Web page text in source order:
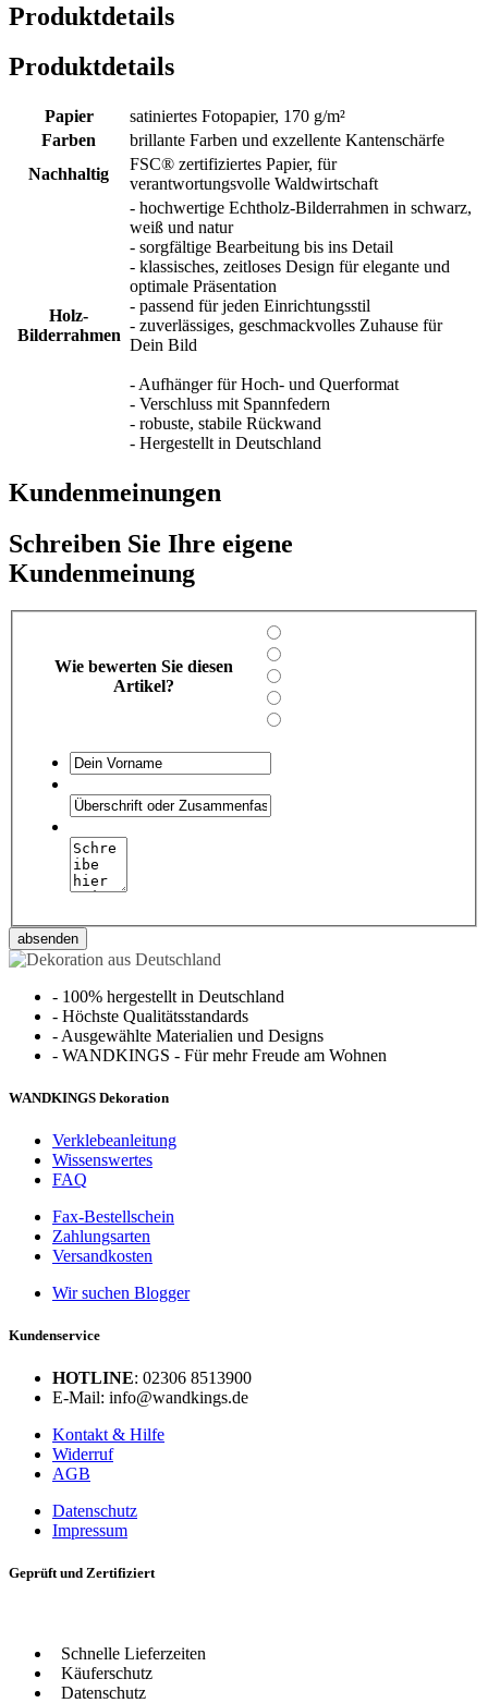
Produktdetails
Produktdetails
Papier
satiniertes Fotopapier, 170 g/m²
Farben
brillante Farben und exzellente Kantenschärfe
Nachhaltig
FSC® zertifiziertes Papier, für
verantwortungsvolle Waldwirtschaft
Holz-
Bilderrahmen
- hochwertige Echtholz-Bilderrahmen in schwarz,
weiß und natur
- sorgfältige Bearbeitung bis ins Detail
- klassisches, zeitloses Design für elegante und
optimale Präsentation
- passend für jeden Einrichtungsstil
- zuverlässiges, geschmackvolles Zuhause für
Dein Bild
- Aufhänger für Hoch- und Querformat
- Verschluss mit Spannfedern
- robuste, stabile Rückwand
- Hergestellt in Deutschland
Kundenmeinungen
Schreiben Sie Ihre eigene
Kundenmeinung
Wie bewerten Sie diesen
Artikel?
absenden
- 100% hergestellt in Deutschland
- Höchste Qualitätsstandards
- Ausgewählte Materialien und Designs
- WANDKINGS - Für mehr Freude am Wohnen
WANDKINGS Dekoration
Verklebeanleitung
Wissenswertes
FAQ
Fax-Bestellschein
Zahlungsarten
Versandkosten
Wir suchen Blogger
Kundenservice
HOTLINE: 02306 8513900
E-Mail: info@wandkings.de
Kontakt & Hilfe
Widerruf
AGB
Datenschutz
Impressum
Geprüft und Zertifiziert
Schnelle Lieferzeiten
Käuferschutz
Datenschutz